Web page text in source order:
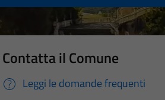
Contatta il Comune
Leggi le domande frequenti